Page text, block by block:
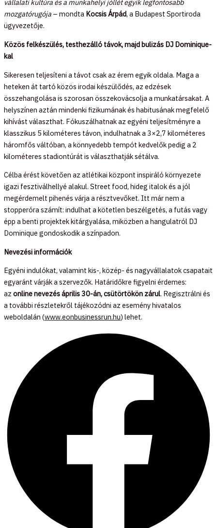
vállalati kultúra és a munkahelyi jóllét egyik legfontosabb
mozgatórugója – mondta Kocsis Árpád, a Budapest Sportiroda
ügyvezetője.
Közös felkészülés, testhezálló távok, majd bulizás DJ Dominique-
kal
Sikeresen teljesíteni a távot csak az érem egyik oldala. Maga a
heteken át tartó közös irodai készülődés, az edzések
összehangolása is szorosan összekovácsolja a munkatársakat. A
helyszínen aztán mindenki fizikumának és habitusának megfelelő
kihívást választhat. Fókuszálhatnak az egyéni teljesítményre a
klasszikus 5 kilométeres távon, indulhatnak a 3×2,7 kilométeres
háromfős váltóban, a könnyedebb tempót kedvelők pedig a 2
kilométeres stadiontúrát is választhatják sétálva.
Célba érést követően az atlétikai központ inspiráló környezete
igazi fesztiválhellyé alakul. Street food, hideg italok és a jól
megérdemelt pihenés várja a résztvevőket. Itt már nem a
stopperóra számít: indulhat a kötetlen beszélgetés, a futás vagy
épp a benti projektek kitárgyalása, miközben a hangulatról DJ
Dominique gondoskodik a színpadon.
Nevezési információk
Egyéni indulókat, valamint kis-, közép- és nagyvállalatok csapatait
egyaránt várják a szervezők. Határidőkre figyelni érdemes:
az online nevezés április 30-án, csütörtökön zárul. Regisztrálni és
a további részletekről tájékozódni az esemény hivatalos
weboldalán (www.eonbusinessrun.hu) lehet.